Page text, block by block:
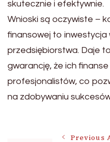
skutecznie i efektywnie.
Wnioski są oczywiste –
finansowej to inwestycja
przedsiębiorstwa. Daje
gwarancję, że ich
profesjonalistów, co
na zdobywaniu
Previous